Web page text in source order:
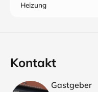
Heizung
Kontakt
Gastgeber